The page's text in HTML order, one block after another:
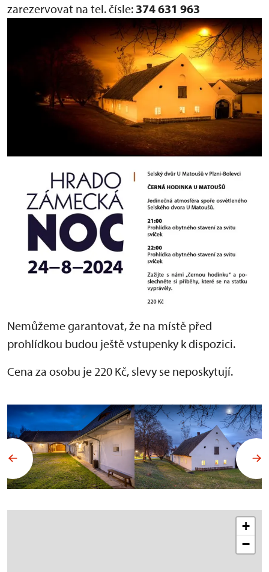
zarezervovat na tel. čísle: 374 631 963
Nemůžeme garantovat, že na místě před
prohlídkou budou ještě vstupenky k dispozici.
Cena za osobu je 220 Kč, slevy se neposkytují.
+
−